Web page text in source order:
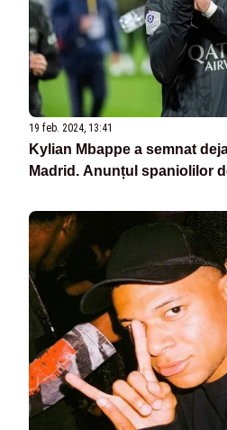
19 feb. 2024, 13:41
Kylian Mbappe a semnat
Madrid. Anunțul spaniolilor